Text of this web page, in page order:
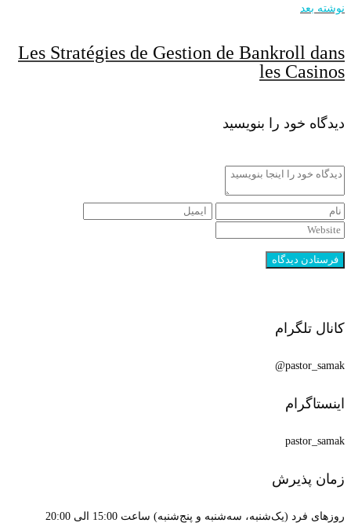
نوشته بعد
Les Stratégies de Gestion de Bankroll dans
les Casinos
دیدگاه خود را بنویسید
کانال تلگرام
pastor_samak@
اینستاگرام
pastor_samak
زمان پذیرش
روزهای فرد (یک‌شنبه، سه‌شنبه و پنج‌شنبه) ساعت 15:00 الی 20:00